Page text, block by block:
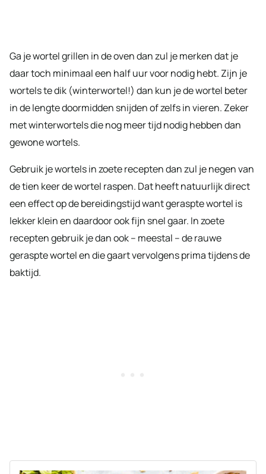
Ga je wortel grillen in de oven dan zul je merken dat je
daar toch minimaal een half uur voor nodig hebt. Zijn je
wortels te dik (winterwortel!) dan kun je de wortel beter
in de lengte doormidden snijden of zelfs in vieren. Zeker
met winterwortels die nog meer tijd nodig hebben dan
gewone wortels.
Gebruik je wortels in zoete recepten dan zul je negen van
de tien keer de wortel raspen. Dat heeft natuurlijk direct
een effect op de bereidingstijd want geraspte wortel is
lekker klein en daardoor ook fijn snel gaar. In zoete
recepten gebruik je dan ook – meestal – de rauwe
geraspte wortel en die gaart vervolgens prima tijdens de
baktijd.